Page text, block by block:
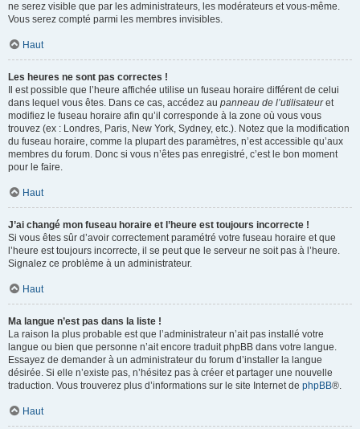
ne serez visible que par les administrateurs, les modérateurs et vous-même.
Vous serez compté parmi les membres invisibles.
Haut
Les heures ne sont pas correctes !
Il est possible que l’heure affichée utilise un fuseau horaire différent de celui
dans lequel vous êtes. Dans ce cas, accédez au panneau de l’utilisateuret
modifiez le fuseau horaire afin qu’il corresponde à la zone où vous vous
trouvez (ex : Londres, Paris, New York, Sydney, etc.). Notez que la modification
du fuseau horaire, comme la plupart des paramètres, n’est accessible qu’aux
membres du forum. Donc si vous n’êtes pas enregistré, c’est le bon moment
pour le faire.
Haut
J’ai changé mon fuseau horaire et l’heure est toujours incorrecte !
Si vous êtes sûr d’avoir correctement paramétré votre fuseau horaire et que
l’heure est toujours incorrecte, il se peut que le serveur ne soit pas à l’heure.
Signalez ce problème à un administrateur.
Haut
Ma langue n’est pas dans la liste !
La raison la plus probable est que l’administrateur n’ait pas installé votre
langue ou bien que personne n’ait encore traduit phpBB dans votre langue.
Essayez de demander à un administrateur du forum d’installer la langue
désirée. Si elle n’existe pas, n’hésitez pas à créer et partager une nouvelle
traduction. Vous trouverez plus d’informations sur le site Internet de phpBB®.
Haut